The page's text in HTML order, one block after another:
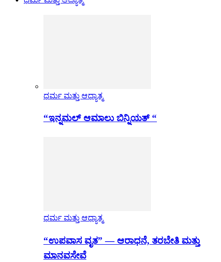
ಧರ್ಮ ಮತ್ತು ಆಧ್ಯಾತ್ಮ
“ಇನ್ನಮಲ್ ಆಮಾಲು ಬಿನ್ನಿಯತ್ “
ಧರ್ಮ ಮತ್ತು ಆಧ್ಯಾತ್ಮ
“ಉಪವಾಸ ವೃತ” — ಆರಾಧನೆ, ತರಬೇತಿ ಮತ್ತು
ಮಾನವಸೇವೆ